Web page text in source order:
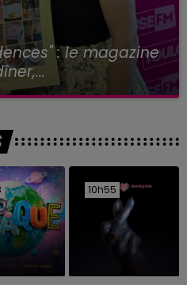
: le magazine
10h55
10h55